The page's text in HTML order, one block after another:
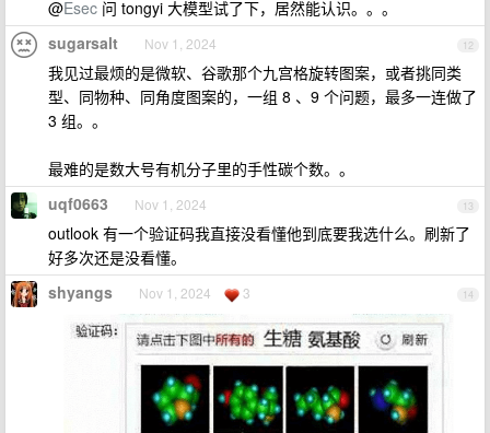
@Esec 问 tongyi 大模型试了下，居然能认识。。。
12
sugarsalt Nov 1, 2024
我见过最烦的是微软、谷歌那个九宫格旋转图案，或者挑同类
型、同物种、同角度图案的，一组 8 、9 个问题，最多一连做了
3 组。。
最难的是数大号有机分子里的手性碳个数。。
13
uqf0663 Nov 1, 2024
outlook 有一个验证码我直接没看懂他到底要我选什么。刷新了
好多次还是没看懂。
14
shyangs Nov 1, 2024 3